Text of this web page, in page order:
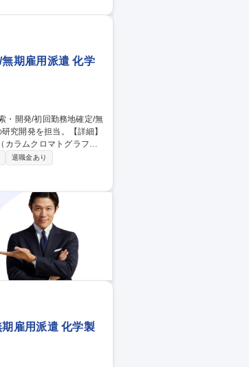
期雇用派遣 化学
カラムクロマトグラフィ
バーと協力した開発業
わることができ、専門
回勤務地確定/無期雇用派遣
退職金あり
雇用派遣 化学製